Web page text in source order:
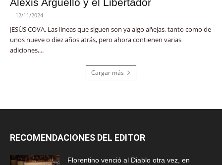
- 12/11/2024
JESÚS COVA. Las líneas que siguen son ya algo añejas, tanto como de
unos nueve o diez años atrás, pero ahora contienen varias
adiciones,...
Cargar más
RECOMENDACIONES DEL EDITOR
Florentino venció al Diablo otra vez, en